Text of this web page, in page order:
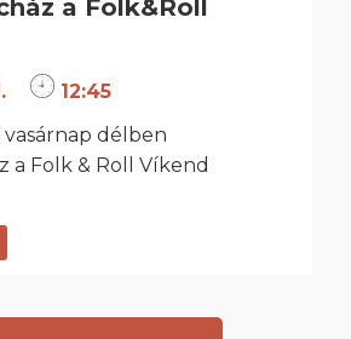
a Folk&Roll
12:45
délben
a Folk & Roll Víkend